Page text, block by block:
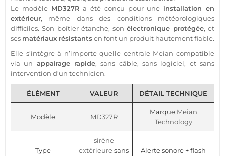
Le modèle MD327R a été conçu pour une installation en
extérieur, même dans des conditions météorologiques
difficiles. Son boîtier étanche, sonélectronique protégée, et
ses matériaux résistantsen font un produit hautementfiable.
Elle s’intègre à n’importe quelle centrale Meian compatible
via un appairage rapide, sans câble, sans logiciel, et sans
intervention d’un technicien.
ÉLÉMENT VALEUR DÉTAIL TECHNIQUE
Modèle MD327R
Marque Meian
Technology
Type
sirène
extérieuresans
Alerte sonore + flash